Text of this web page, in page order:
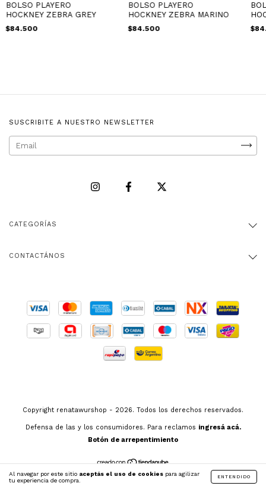
Al navegar por este sitio aceptás el uso de cookies para agilizar
tu experiencia de compra.
ENTENDIDO
BOLSO PLAYERO
HOCKNEY ZEBRA GREY
$84.500
BOLSO PLAYERO
HOCKNEY ZEBRA MARINO
$84.500
SUSCRIBITE A NUESTRO NEWSLETTER
CATEGORÍAS
CONTACTÁNOS
Copyright renatawurshop - 2026. Todos los derechos reservados.
Defensa de las y los consumidores. Para reclamos ingresá acá.
Botón de arrepentimiento